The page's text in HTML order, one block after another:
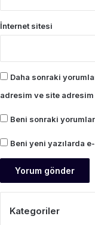
İnternet sitesi
Daha sonraki
adresim ve site
Beni sonraki
Beni yeni yazılarda
Kategoriler